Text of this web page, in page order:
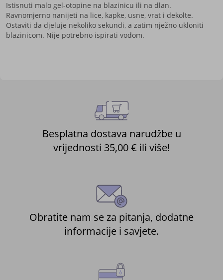
Istisnuti malo gel-otopine na blazinicu ili na dlan.
Ravnomjerno nanijeti na lice, kapke, usne, vrat i dekolte.
Ostaviti da djeluje nekoliko sekundi, a zatim nježno ukloniti
blazinicom. Nije potrebno ispirati vodom.
Besplatna dostava narudžbe u
vrijednosti 35,00 € ili više!
Obratite nam se za pitanja, dodatne
informacije i savjete.